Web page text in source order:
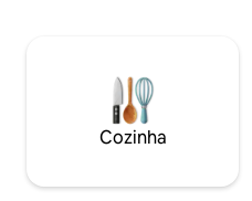
com ilha de mármore de
dimensões, 1 colchão QUEEN
de luxo vendido pelo Hotel
com roupas de cama da
TWIN, banheiro privativo
Cozinha